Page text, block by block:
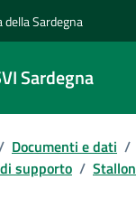
della Sardegna
Sardegna
Documenti e dati /
supporto /